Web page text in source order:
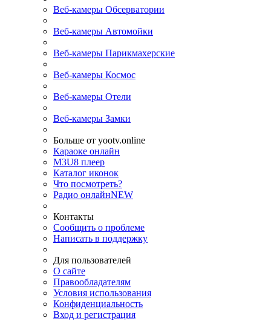
Веб-камеры Обсерватории
Веб-камеры Автомойки
Веб-камеры Парикмахерские
Веб-камеры Космос
Веб-камеры Отели
Веб-камеры Замки
Больше от yootv.online
Караоке онлайн
M3U8 плеер
Каталог иконок
Что посмотреть?
Радио онлайнNEW
Контакты
Сообщить о проблеме
Написать в поддержку
Для пользователей
О сайте
Правообладателям
Условия использования
Конфиденциальность
Вход и регистрация